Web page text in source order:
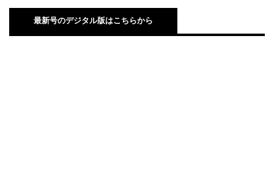
最新号のデジタル版はこちらから